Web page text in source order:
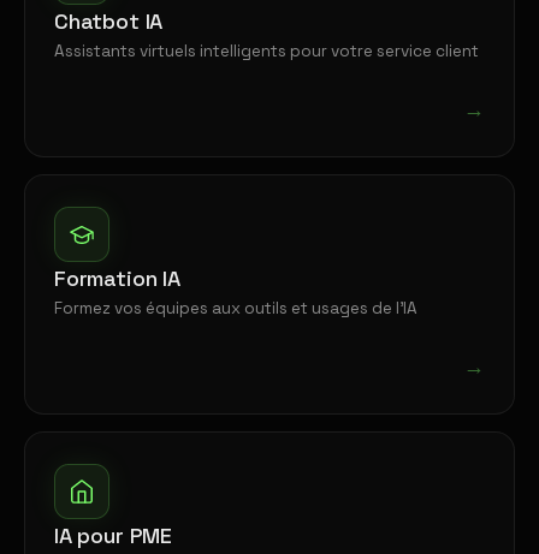
Chatbot IA
Assistants virtuels intelligents pour votre service client
→
Formation IA
Formez vos équipes aux outils et usages de l'IA
→
IA pour PME